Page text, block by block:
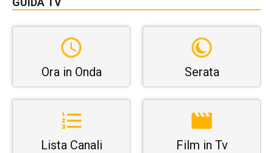
Ora in Onda Serata
Lista Canali Film in Tv